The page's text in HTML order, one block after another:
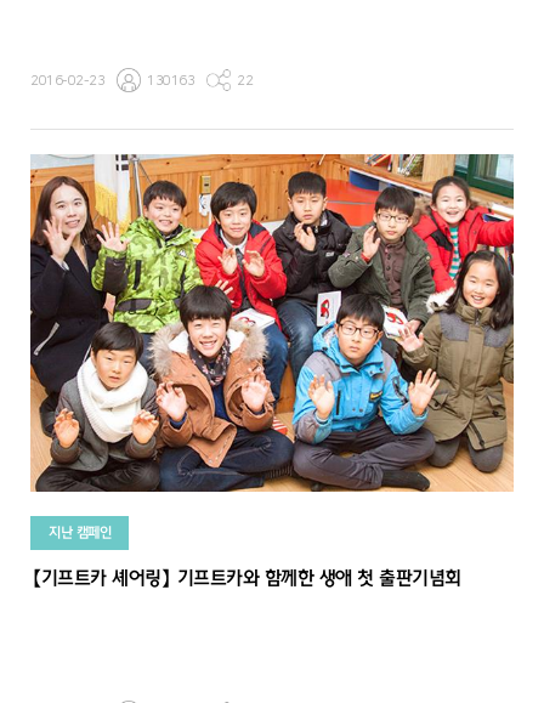
2016-02-23 130163 22
지난 캠페인
【기프트카 셰어링】 기프트카와 함께한 생애 첫 출판기념회